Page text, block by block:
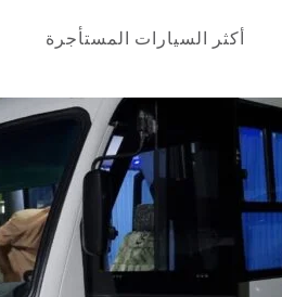
أكثر السيارات المستأجرة